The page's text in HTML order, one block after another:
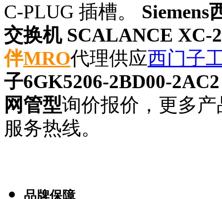
C-PLUG 插槽。 Siemens
交换机 SCALANCE XC-
伴MRO代理供应西门子
子6GK5206-2BD00-
网管型询价报价，更多
服务热线。
品牌保障